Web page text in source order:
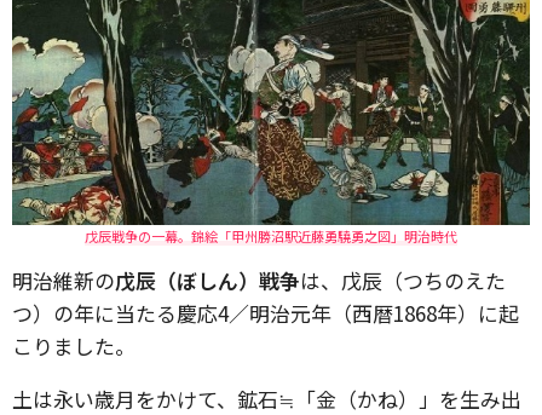
戊辰戦争の一幕。錦絵「甲州勝沼駅近藤勇驍勇之図」明治時代
明治維新の戊辰（ぼしん）戦争は、戊辰（つちのえた
つ）の年に当たる慶応4／明治元年（西暦1868年）に起
こりました。
土は永い歳月をかけて、鉱石≒「金（かね）」を生み出